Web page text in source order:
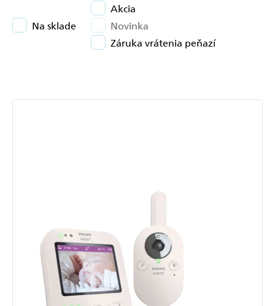
Na sklade
Akcia
Novinka
Záruka vrátenia peňazí